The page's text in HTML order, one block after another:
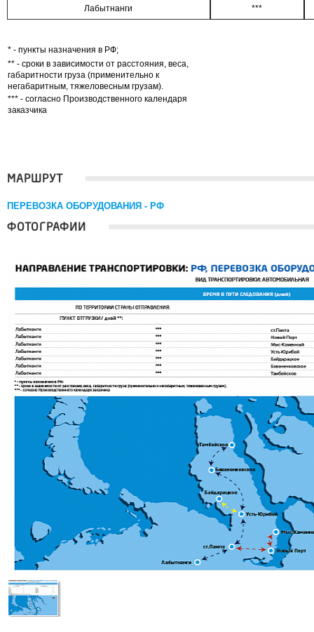
Лабытнанги ***
* - пункты назначения в РФ;
** - сроки в зависимости от расстояния, веса,
габаритности груза (применительно к
негабаритным, тяжеловесным грузам).
*** - согласно Производственного календаря
заказчика
МАРШРУТ
ПЕРЕВОЗКА ОБОРУДОВАНИЯ - РФ
ФОТОГРАФИИ